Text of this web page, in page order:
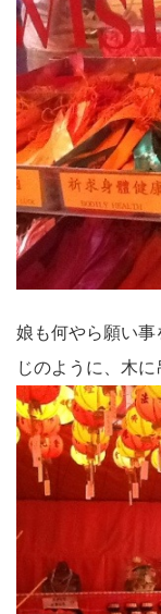
娘も何やら願い事
じのように、木に